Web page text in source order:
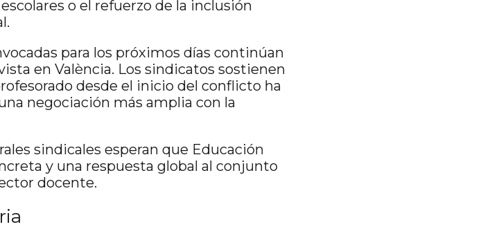
o el refuerzo de la inclusión
para los próximos días continúan
en València. Los sindicatos sostienen
desde el inicio del conflicto ha
negociación más amplia con la
sindicales esperan que Educación
y una respuesta global al conjunto
docente.